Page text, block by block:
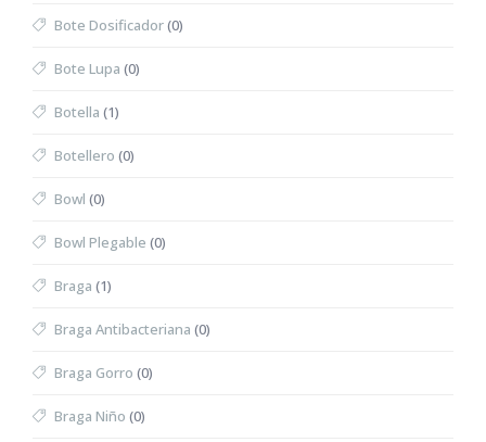
Bote Dosificador(0)
Bote Lupa (0)
Botella (1)
Botellero (0)
Bowl (0)
Bowl Plegable (0)
Braga (1)
Braga Antibacteriana (0)
Braga Gorro (0)
Braga Niño (0)